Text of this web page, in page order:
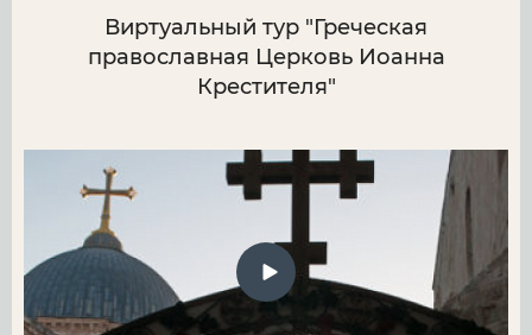
Виртуальный тур "Греческая
православная Церковь Иоанна
Крестителя"